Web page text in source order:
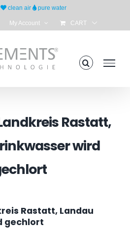
clean air pure water
My Account CART
Rastatt,
wird
Rastatt, Landau
gechlort